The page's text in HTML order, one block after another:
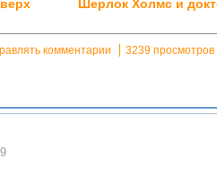
Шерлок Холмс и
комментарии 3239 просмотров